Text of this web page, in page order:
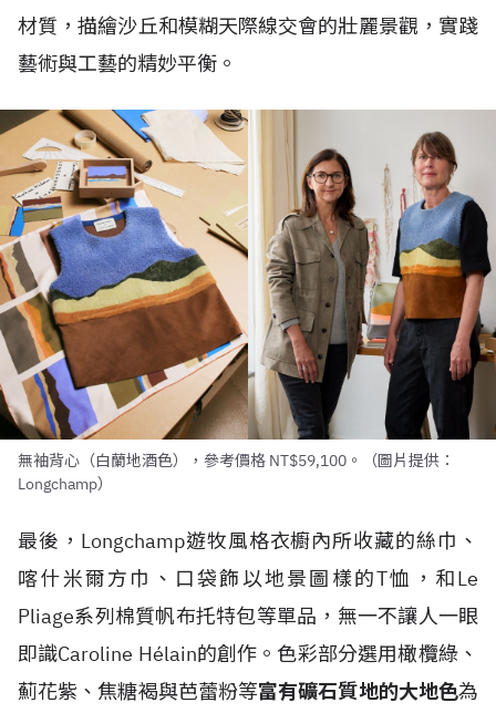
材質，描繪沙丘和模糊天際線交會的壯麗景觀，實踐
藝術與工藝的精妙平衡。
無袖背心（白蘭地酒色），參考價格 NT$59,100。（圖片提供：
Longchamp）
最後，Longchamp遊牧風格衣櫥內所收藏的絲巾、
喀什米爾方巾、口袋飾以地景圖樣的T恤，和Le
Pliage系列棉質帆布托特包等單品，無一不讓人一眼
即識Caroline Hélain的創作。色彩部分選用橄欖綠、
薊花紫、焦糖褐與芭蕾粉等富有礦石質地的大地色為